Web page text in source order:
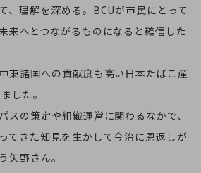
ト
、理解を深める。BCUが市民にとって
来へとつながるものになると確信した
東諸国への貢献度も高い日本たばこ産
した。
スの策定や組織運営に関わるなかで、
てきた知見を生かして今治に恩返しが
矢野さん。